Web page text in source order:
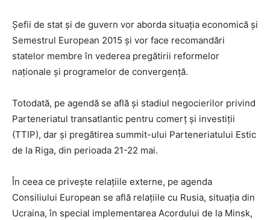
Şefii de stat şi de guvern vor aborda situaţia economică şi
Semestrul European 2015 şi vor face recomandări
statelor membre în vederea pregătirii reformelor
naţionale şi programelor de convergenţă.
Totodată, pe agendă se află şi stadiul negocierilor privind
Parteneriatul transatlantic pentru comerţ şi investiţii
(TTIP), dar şi pregătirea summit-ului Parteneriatului Estic
de la Riga, din perioada 21-22 mai.
În ceea ce priveşte relaţiile externe, pe agenda
Consiliului European se află relaţiile cu Rusia, situaţia din
Ucraina, în special implementarea Acordului de la Minsk,